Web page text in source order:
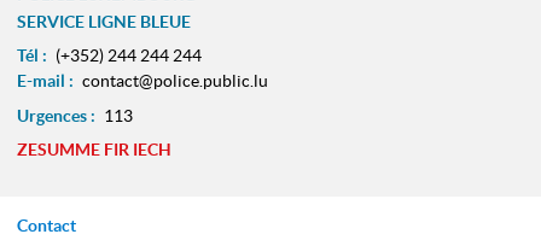
SERVICE LIGNE BLEUE
Tél : (+352) 244 244 244
E-mail : contact@police.public.lu
Urgences : 113
ZESUMME FIR IECH
Contact